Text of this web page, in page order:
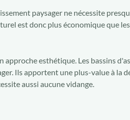
paysager ne nécessite
est donc plus économique que
esthétique. Les bassins
Ils apportent une plus-value à la
aussi aucune vidange.